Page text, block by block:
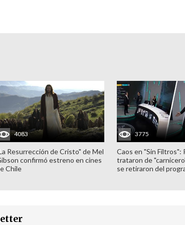
4083
Resurrección de Cristo" de Mel
confirmó estreno en cines
Chile
3775
Caos en "Sin Filtros":
trataron de
se retiraron del